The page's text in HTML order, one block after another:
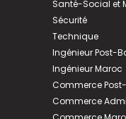
Santé-Social et
Sécurité
Technique
Ingénieur Post-
Ingénieur Maroc
Commerce
Commerce